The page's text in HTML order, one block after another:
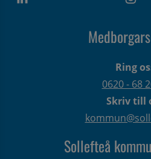
Ring
0620 - 68
Skriv till
Sollefteå